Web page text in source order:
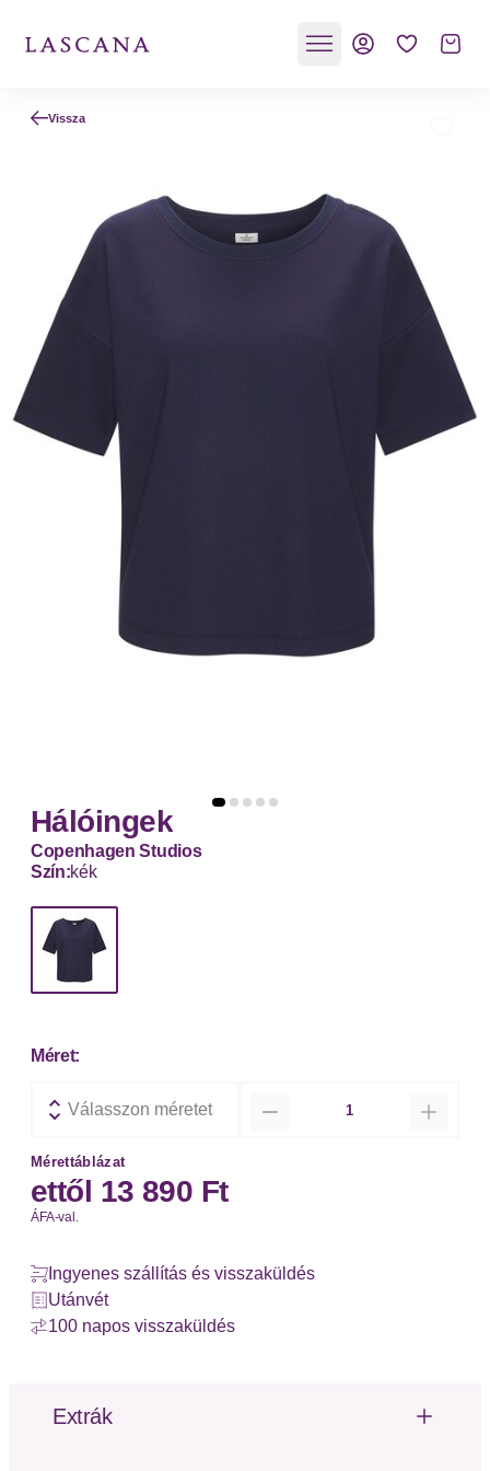
Vissza
Hálóingek
Copenhagen Studios
Szín:kék
Méret:
Válasszon méretet
Mérettáblázat
ettől 13 890 Ft
ÁFA-val.
Ingyenes szállítás és visszaküldés
Utánvét
100 napos visszaküldés
Extrák